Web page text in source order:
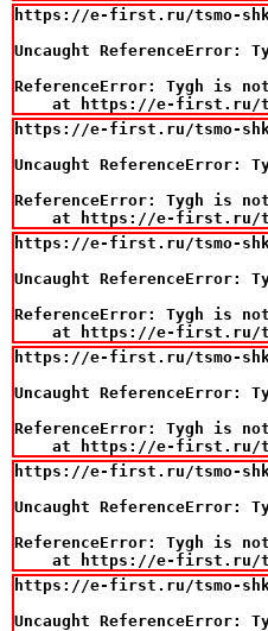
https://e-first.ru/tsmo-
Uncaught ReferenceError:
ReferenceError: Tygh is
at https://e-
https://e-first.ru/tsmo-
Uncaught ReferenceError:
ReferenceError: Tygh is
at https://e-
https://e-first.ru/tsmo-
Uncaught ReferenceError:
ReferenceError: Tygh is
at https://e-
https://e-first.ru/tsmo-
Uncaught ReferenceError:
ReferenceError: Tygh is
at https://e-
https://e-first.ru/tsmo-
Uncaught ReferenceError:
ReferenceError: Tygh is
at https://e-
https://e-first.ru/tsmo-
Uncaught ReferenceError: